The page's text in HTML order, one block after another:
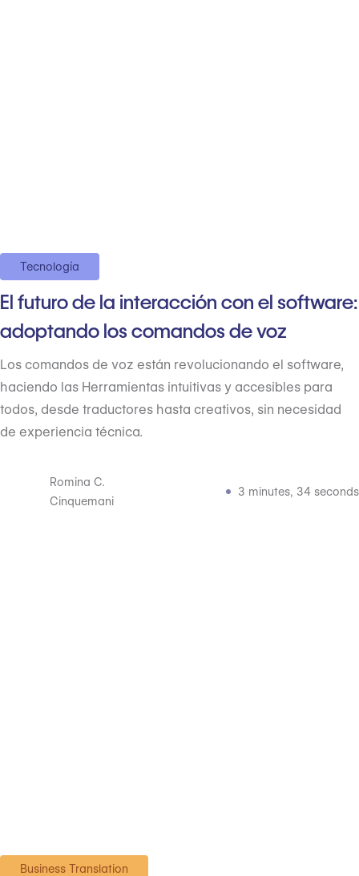
Tecnología
El futuro de la interacción con el software:
adoptando los comandos de voz
Los comandos de voz están revolucionando el software,
haciendo las Herramientas intuitivas y accesibles para
todos, desde traductores hasta creativos, sin necesidad
de experiencia técnica.
Romina C.
Cinquemani
3 minutes, 34 seconds
Business Translation